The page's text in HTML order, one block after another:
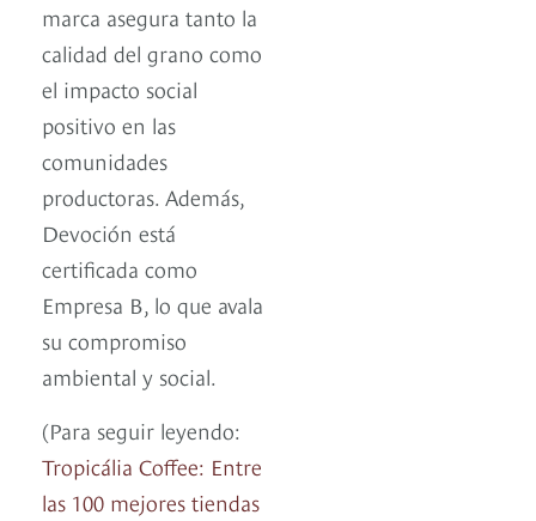
marca asegura tanto la
calidad del grano como
el impacto social
positivo en las
comunidades
productoras. Además,
Devoción está
certificada como
Empresa B, lo que avala
su compromiso
ambiental y social.
(Para seguir leyendo:
Tropicália Coffee: Entre
las 100 mejores tiendas